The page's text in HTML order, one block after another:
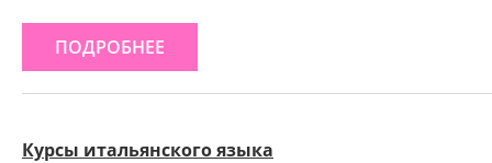
ПОДРОБНЕЕ
Курсы итальянского языка